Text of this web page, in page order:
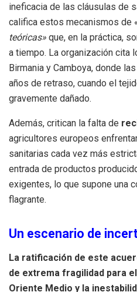
ineficacia de las cláusulas de
califica estos mecanismos de
teóricas» que, en la práctica,
a tiempo. La organización cita
Birmania y Camboya, donde
años de retraso, cuando el
gravemente dañado.
Además, critican la falta de
agricultores europeos
sanitarias cada vez más
entrada de productos
exigentes, lo que supone una
flagrante.
Un escenario de
La ratificación de este
de extrema fragilidad para
Oriente Medio y la